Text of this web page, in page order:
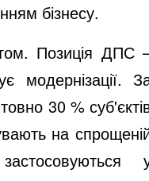
бізнесу.
Позиція ДПС
модернізації.
30 %
на